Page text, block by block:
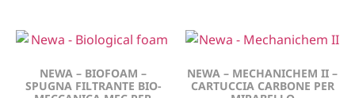
NEWA – BIOFOAM –
SPUGNA FILTRANTE BIO-
NEWA – MECHANICHEM II –
CARTUCCIA CARBONE PER